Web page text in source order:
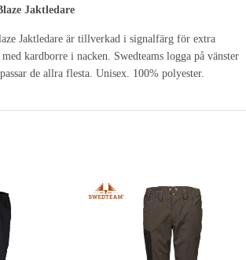
Jaktledare
Jaktledare är tillverkad i signalfärg för extra
med kardborre i nacken. Swedteams logga på vänster
de allra flesta. Unisex. 100% polyester.